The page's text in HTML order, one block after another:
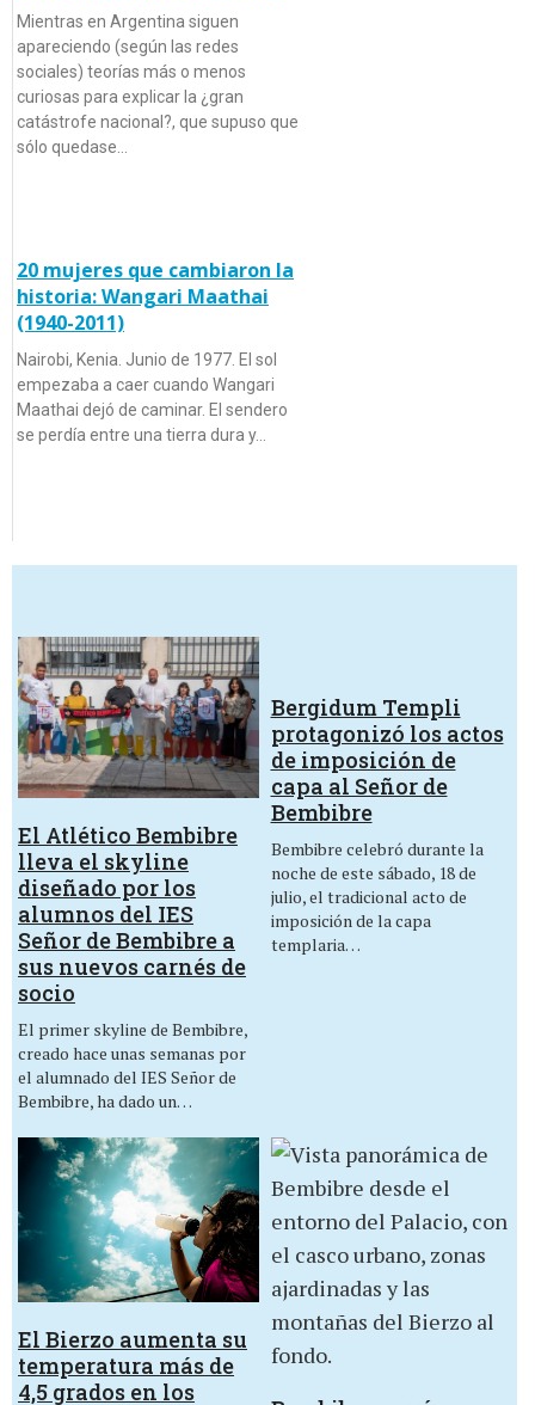
Mientras en Argentina siguen
apareciendo (según las redes
sociales) teorías más o menos
curiosas para explicar la ¿gran
catástrofe nacional?, que supuso que
sólo quedase…
20 mujeres que cambiaron la
historia: Wangari Maathai
(1940-2011)
Nairobi, Kenia. Junio de 1977. El sol
empezaba a caer cuando Wangari
Maathai dejó de caminar. El sendero
se perdía entre una tierra dura y…
El Atlético Bembibre
lleva el skyline
diseñado por los
alumnos del IES
Señor de Bembibre a
sus nuevos carnés de
socio
El primer skyline de Bembibre,
creado hace unas semanas por
el alumnado del IES Señor de
Bembibre, ha dado un…
Bergidum Templi
protagonizó los actos
de imposición de
capa al Señor de
Bembibre
Bembibre celebró durante la
noche de este sábado, 18 de
julio, el tradicional acto de
imposición de la capa
templaria…
El Bierzo aumenta su
temperatura más de
4,5 grados en los